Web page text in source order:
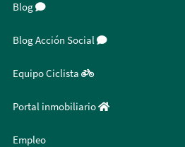
Blog
Blog Acción Social
Equipo Ciclista
Portal inmobiliario
Empleo